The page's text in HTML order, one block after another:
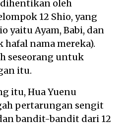
oleh
12 Shio, yang
yaitu Ayam, Babi, dan
hafal nama mereka).
seseorang untuk
itu.
itu, Hua Yuenu
pertarungan sengit
bandit-bandit dari 12